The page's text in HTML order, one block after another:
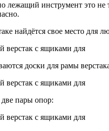
лежащий инструмент это не
найдётся свое место для
доски для рамы
пары опор: